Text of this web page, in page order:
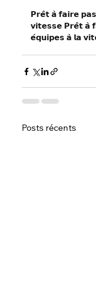
𝗣𝗿𝗲̂𝘁 𝗮̀ 𝗳𝗮𝗶𝗿𝗲
𝘃𝗶𝘁𝗲𝘀𝘀𝗲 𝗣𝗿𝗲̂𝘁 𝗮̀
𝗲́𝗾𝘂𝗶𝗽𝗲𝘀 𝗮̀ 𝗹𝗮
Posts récents